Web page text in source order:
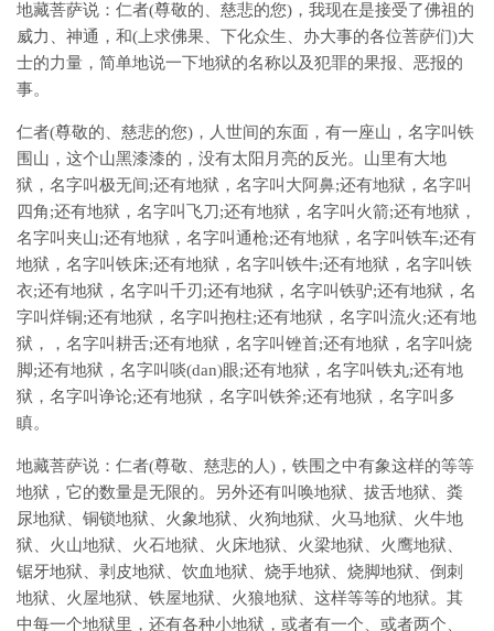
地藏菩萨说：仁者(尊敬的、慈悲的您)，我现在是接受了佛祖的
威力、神通，和(上求佛果、下化众生、办大事的各位菩萨们)大
士的力量，简单地说一下地狱的名称以及犯罪的果报、恶报的
事。
仁者(尊敬的、慈悲的您)，人世间的东面，有一座山，名字叫铁
围山，这个山黑漆漆的，没有太阳月亮的反光。山里有大地
狱，名字叫极无间;还有地狱，名字叫大阿鼻;还有地狱，名字叫
四角;还有地狱，名字叫飞刀;还有地狱，名字叫火箭;还有地狱，
名字叫夹山;还有地狱，名字叫通枪;还有地狱，名字叫铁车;还有
地狱，名字叫铁床;还有地狱，名字叫铁牛;还有地狱，名字叫铁
衣;还有地狱，名字叫千刃;还有地狱，名字叫铁驴;还有地狱，名
字叫烊铜;还有地狱，名字叫抱柱;还有地狱，名字叫流火;还有地
狱，，名字叫耕舌;还有地狱，名字叫锉首;还有地狱，名字叫烧
脚;还有地狱，名字叫啖(dan)眼;还有地狱，名字叫铁丸;还有地
狱，名字叫诤论;还有地狱，名字叫铁斧;还有地狱，名字叫多
瞋。
地藏菩萨说：仁者(尊敬、慈悲的人)，铁围之中有象这样的等等
地狱，它的数量是无限的。另外还有叫唤地狱、拔舌地狱、粪
尿地狱、铜锁地狱、火象地狱、火狗地狱、火马地狱、火牛地
狱、火山地狱、火石地狱、火床地狱、火梁地狱、火鹰地狱、
锯牙地狱、剥皮地狱、饮血地狱、烧手地狱、烧脚地狱、倒刺
地狱、火屋地狱、铁屋地狱、火狼地狱、这样等等的地狱。其
中每一个地狱里，还有各种小地狱，或者有一个、或者两个、